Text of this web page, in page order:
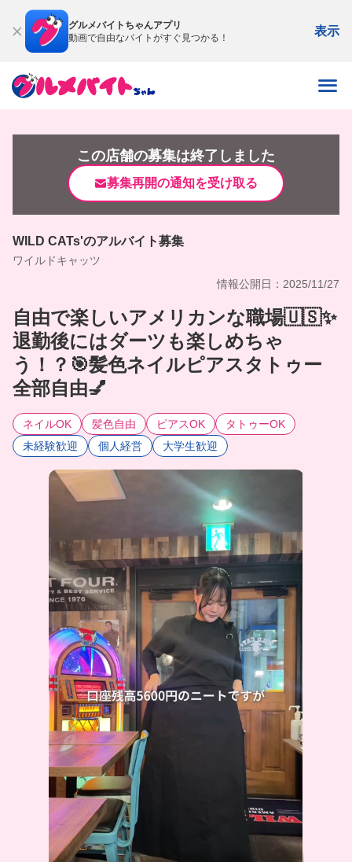
グルメバイトちゃんアプリ
動画で自由なバイトがすぐ見つかる！
表示
この店舗の募集は終了しました
募集再開の通知を受け取る
WILD CATs'のアルバイト募集
ワイルドキャッツ
情報公開日：2025/11/27
自由で楽しいアメリカンな職場🇺🇸✨
退勤後にはダーツも楽しめちゃ
う！？🎯髪色ネイルピアスタトゥー
全部自由💅
ネイルOK 髪色自由 ピアスOK
タトゥーOK
未経験歓迎
個人経営 大学生歓迎